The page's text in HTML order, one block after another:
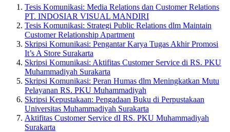
Tesis Komunikasi: Media Relations dan Customer Relations
PT. INDOSIAR VISUAL MANDIRI
Tesis Komunikasi: Strategi Public Relations dlm Maintain
Customer Relationship Apartment
Skripsi Komunikasi: Pengantar Karya Tugas Akhir Promosi
It’s A Store Surakarta
Skripsi Komunikasi: Aktifitas Customer Service di RS. PKU
Muhammadiyah Surakarta
Skripsi Komunikasi: Peran Humas dlm Meningkatkan Mutu
Pelayanan RS. PKU Muhammadiyah
Skripsi Kepustakaan: Pengadaan Buku di Perpustakaan
Universitas Muhammadiyah Surakarta
Aktifitas Customer Service dI RS. PKU Muhammadiyah
Surakarta